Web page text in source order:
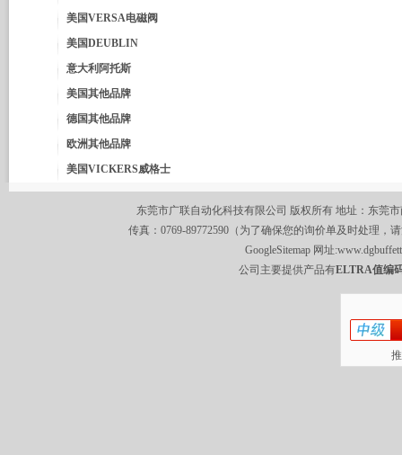
美国VERSA电磁阀
美国DEUBLIN
意大利阿托斯
美国其他品牌
德国其他品牌
欧洲其他品牌
美国VICKERS威格士
东莞市广联自动化科技有限公司 版权所有 地址：东莞
传真：0769-89772590（为了确保您的询价单及时处理，
GoogleSitemap 网址:
公司主要提供产品有ELTRA值编